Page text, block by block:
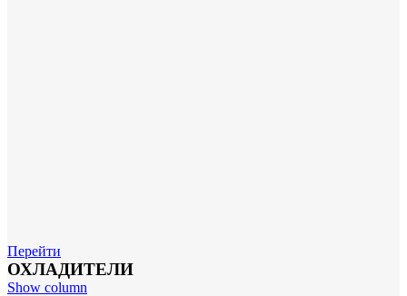
Перейти
ОХЛАДИТЕЛИ
Show column